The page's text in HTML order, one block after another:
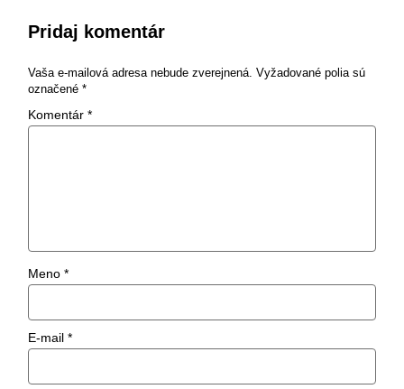
Pridaj komentár
Vaša e-mailová adresa nebude zverejnená. Vyžadované polia sú
označené *
Komentár *
Meno *
E-mail *